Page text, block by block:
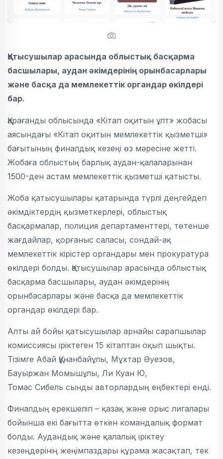
Қатысушылар арасында облыстық басқарма
басшылары, аудан әкімдерінің орынбасарлары
және басқа да мемлекеттік органдар өкілдері
бар.
Қарағанды облысында «Кітап оқитын ұлт» жобасы
аясындағы «Кітап оқитын мемлекеттік қызметші»
бағытының финалдық кезеңі өз мәресіне жетті.
Жобаға облыстың барлық аудан-қалаларынан
1500-ден астам мемлекеттік қызметші қатысты.
Жоба қатысушылары қатарында түрлі деңгейдегі
әкімдіктердің қызметкерлері, облыстық
басқармалар, полиция департаменттері, төтенше
жағдайлар, қорғаныс саласы, сондай-ақ
мемлекеттік кірістер органдары мен прокуратура
өкілдері болды. Қатысушылар арасында облыстық
басқарма басшылары, аудан әкімдерінің
орынбасарлары және басқа да мемлекеттік
органдар өкілдері бар.
Алты ай бойы қатысушылар арнайы сарапшылар
комиссиясы іріктеген 15 кітаптан оқып шықты.
Тізімге Абай Құнанбайұлы, Мұхтар Әуезов,
Бауыржан Момышұлы, Ли Куан Ю,
Томас Сибель сынды авторлардың еңбектері енді.
Финалдың ерекшелігі – қазақ және орыс лигалары
бойынша екі бағытта өткен командалық формат
болды. Аудандық және қалалық іріктеу
кезеңдерінің жеңімпаздары құрама жасақтап, тек